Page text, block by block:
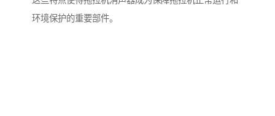
环境保护的重要部件。